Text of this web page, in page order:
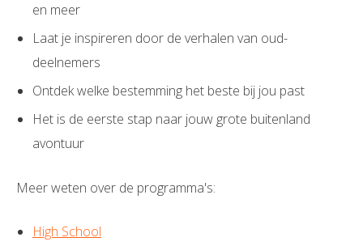
en meer
Laat je inspireren door de verhalen van oud-
deelnemers
Ontdek welke bestemming het beste bij jou past
Het is de eerste stap naar jouw grote buitenland
avontuur
Meer weten over de programma's:
High School